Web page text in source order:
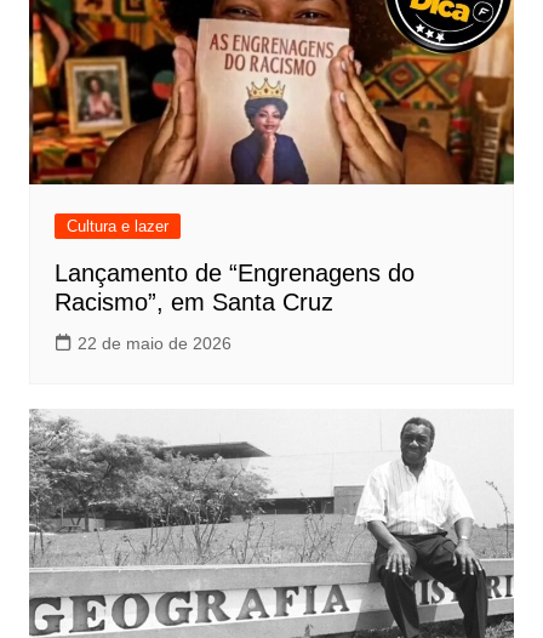
Cultura e lazer
Lançamento de “Engrenagens do
Racismo”, em Santa Cruz
22 de maio de 2026